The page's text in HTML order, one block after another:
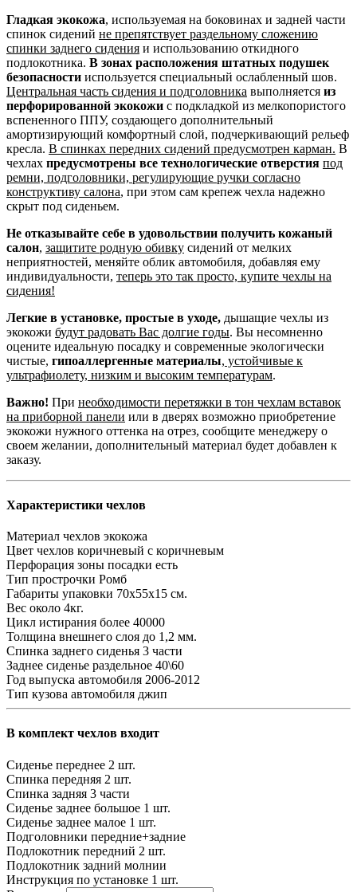
Гладкая экокожа, используемая на боковинах и задней части
спинок сидений не препятствует раздельному сложению
спинки заднего сидения и использованию откидного
подлокотника. В зонах расположения штатных подушек
безопасности используется специальный ослабленный шов.
Центральная часть сидения и подголовника выполняется из
перфорированной экокожи с подкладкой из мелкопористого
вспененного ППУ, создающего дополнительный
амортизирующий комфортный слой, подчеркивающий рельеф
кресла. В спинках передних сидений предусмотрен карман. В
чехлах предусмотрены все технологические отверстия под
ремни, подголовники, регулирующие ручки согласно
конструктиву салона, при этом сам крепеж чехла надежно
скрыт под сиденьем.
Не отказывайте себе в удовольствии получить кожаный
салон, защитите родную обивку сидений от мелких
неприятностей, меняйте облик автомобиля, добавляя ему
индивидуальности, теперь это так просто, купите чехлы на
сидения!
Легкие в установке, простые в уходе, дышащие чехлы из
экокожи будут радовать Вас долгие годы. Вы несомненно
оцените идеальную посадку и современные экологически
чистые, гипоаллергенные материалы, устойчивые к
ультрафиолету, низким и высоким температурам.
Важно! При необходимости перетяжки в тон чехлам вставок
на приборной панели или в дверях возможно приобретение
экокожи нужного оттенка на отрез, сообщите менеджеру о
своем желании, дополнительный материал будет добавлен к
заказу.
Характеристики чехлов
Материал чехлов экокожа
Цвет чехлов коричневый с коричневым
Перфорация зоны посадки есть
Тип прострочки Ромб
Габариты упаковки 70х55х15 см.
Вес около 4кг.
Цикл истирания более 40000
Толщина внешнего слоя до 1,2 мм.
Спинка заднего сиденья 3 части
Заднее сиденье раздельное 40\60
Год выпуска автомобиля 2006-2012
Тип кузова автомобиля джип
В комплект чехлов входит
Сиденье переднее 2 шт.
Спинка передняя 2 шт.
Спинка задняя 3 части
Сиденье заднее большое 1 шт.
Сиденье заднее малое 1 шт.
Подголовники передние+задние
Подлокотник передний 2 шт.
Подлокотник задний молнии
Инструкция по установке 1 шт.